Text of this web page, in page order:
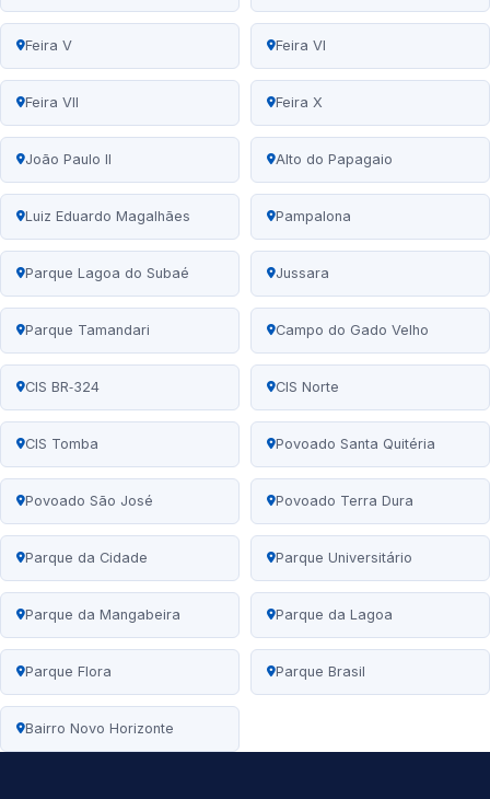
Feira V Feira VI
Feira VII Feira X
João Paulo II Alto do Papagaio
Luiz Eduardo Magalhães Pampalona
Parque Lagoa do Subaé Jussara
Parque Tamandari Campo do Gado Velho
CIS BR‑324 CIS Norte
CIS Tomba Povoado Santa Quitéria
Povoado São José Povoado Terra Dura
Parque da Cidade Parque Universitário
Parque da Mangabeira Parque da Lagoa
Parque Flora Parque Brasil
Bairro Novo Horizonte